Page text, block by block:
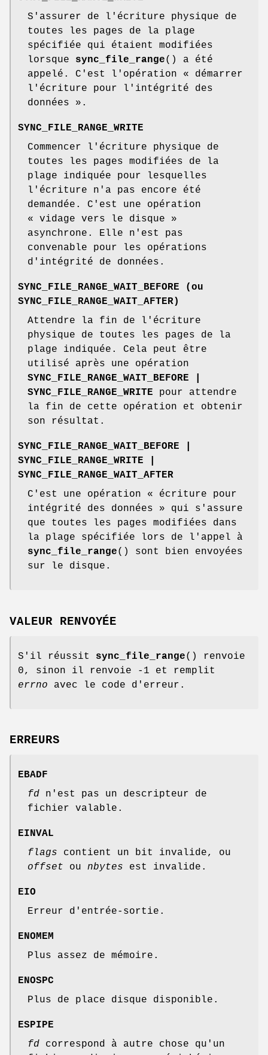
S'assurer de l'écriture physique de
toutes les pages de la plage
spécifiée qui étaient modifiées
lorsque sync_file_range() a été
appelé. C'est l'opération « démarrer
l'écriture pour l'intégrité des
données ».
SYNC_FILE_RANGE_WRITE
Commencer l'écriture physique de
toutes les pages modifiées de la
plage indiquée pour lesquelles
l'écriture n'a pas encore été
demandée. C'est une opération
« vidage vers le disque »
asynchrone. Elle n'est pas
convenable pour les opérations
d'intégrité de données.
SYNC_FILE_RANGE_WAIT_BEFORE (ou
SYNC_FILE_RANGE_WAIT_AFTER)
Attendre la fin de l'écriture
physique de toutes les pages de la
plage indiquée. Cela peut être
utilisé après une opération
SYNC_FILE_RANGE_WAIT_BEFORE |
SYNC_FILE_RANGE_WRITE pour attendre
la fin de cette opération et obtenir
son résultat.
SYNC_FILE_RANGE_WAIT_BEFORE |
SYNC_FILE_RANGE_WRITE |
SYNC_FILE_RANGE_WAIT_AFTER
C'est une opération « écriture pour
intégrité des données » qui s'assure
que toutes les pages modifiées dans
la plage spécifiée lors de l'appel à
sync_file_range() sont bien envoyées
sur le disque.
VALEUR RENVOYÉE
S'il réussit sync_file_range() renvoie
0, sinon il renvoie -1 et remplit
errno avec le code d'erreur.
ERREURS
EBADF
fd n'est pas un descripteur de
fichier valable.
EINVAL
flags contient un bit invalide, ou
offset ou nbytes est invalide.
EIO
Erreur d'entrée-sortie.
ENOMEM
Plus assez de mémoire.
ENOSPC
Plus de place disque disponible.
ESPIPE
fd correspond à autre chose qu'un